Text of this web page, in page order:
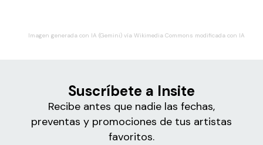
Imagen generada con IA (Gemini) vía Wikimedia Commons modificada con IA
Suscríbete a Insite
Recibe antes que nadie las fechas,
preventas y promociones de tus artistas
favoritos.